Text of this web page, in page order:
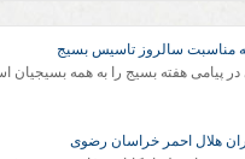
مناسبت سالروز تاسیس بسیج